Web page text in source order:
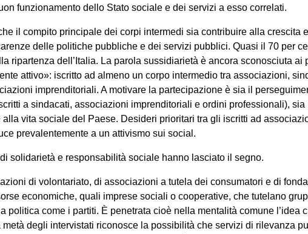
funzionamento dello Stato sociale e dei servizi a esso correlati.
il compito principale dei corpi intermedi sia contribuire alla crescita
delle politiche pubbliche e dei servizi pubblici. Quasi il 70 per
ripartenza dell’Italia. La parola sussidiarietà è ancora sconosciuta
attivo»: iscritto ad almeno un corpo intermedio tra associazioni,
imprenditoriali. A motivare la partecipazione è sia il
a sindacati, associazioni imprenditoriali e ordini professionali),
vita sociale del Paese. Desideri prioritari tra gli iscritti ad
prevalentemente a un attivismo sui social.
solidarietà e responsabilità sociale hanno lasciato il segno.
di volontariato, di associazioni a tutela dei consumatori e di
economiche, quali imprese sociali o cooperative, che tutelano
politica come i partiti. È penetrata cioè nella mentalità comune l’idea
degli intervistati riconosce la possibilità che servizi di rilevanza